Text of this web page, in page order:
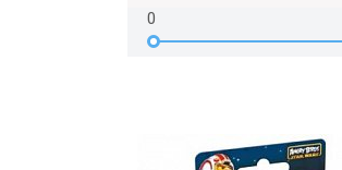
0